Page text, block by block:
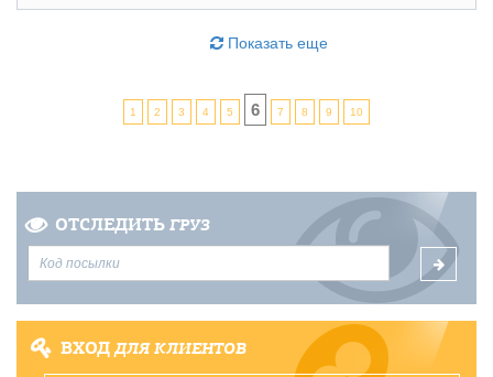
Показать еще
1 2 3 4 5 6 7 8 9 10
ОТСЛЕДИТЬ ГРУЗ
ВХОДДЛЯ КЛИЕНТОВ